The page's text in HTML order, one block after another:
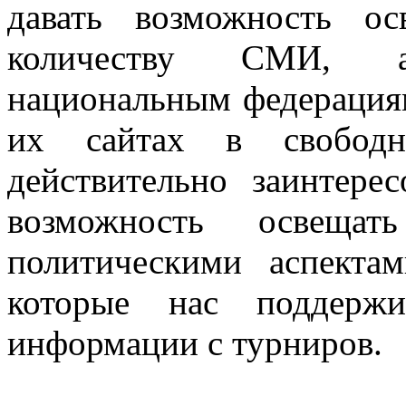
давать возможность
количеству СМИ, а
национальным
их сайтах в
действительно
возможность
политическими
которые нас
информации с турниров.